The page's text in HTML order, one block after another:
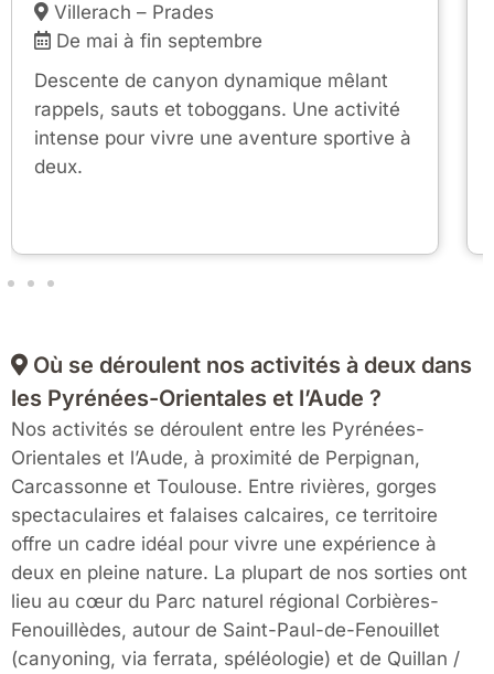
Villerach – Prades
De mai à fin septembre
Descente de canyon dynamique mêlant
rappels, sauts et toboggans. Une activité
intense pour vivre une aventure sportive à
deux.
Où se déroulent nos activités à deux dans
les Pyrénées-Orientales et l’Aude ?
Nos activités se déroulent entre les Pyrénées-
Orientales et l’Aude, à proximité de Perpignan,
Carcassonne et Toulouse. Entre rivières, gorges
spectaculaires et falaises calcaires, ce territoire
offre un cadre idéal pour vivre une expérience à
deux en pleine nature. La plupart de nos sorties ont
lieu au cœur du Parc naturel régional Corbières-
Fenouillèdes, autour de Saint-Paul-de-Fenouillet
(canyoning, via ferrata, spéléologie) et de Quillan /